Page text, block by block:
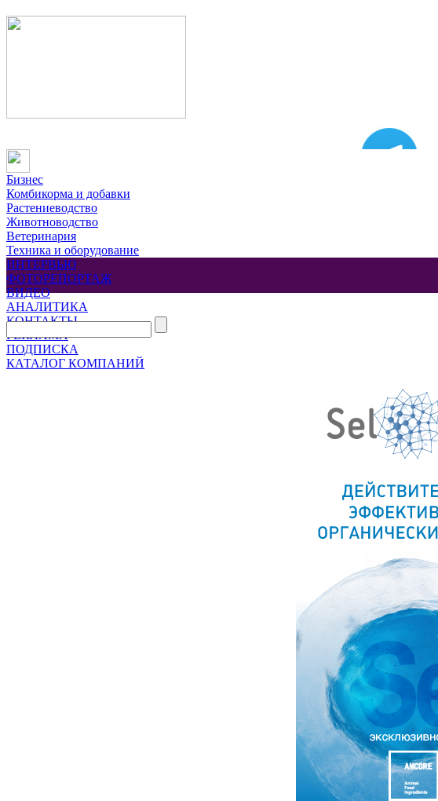
Бизнес
Комбикорма и добавки
Растениеводство
Животноводство
Ветеринария
Техника и оборудование
ИНТЕРВЬЮ
ФОТОРЕПОРТАЖ
ВИДЕО
АНАЛИТИКА
КОНТАКТЫ
РЕКЛАМА
ПОДПИСКА
КАТАЛОГ КОМПАНИЙ